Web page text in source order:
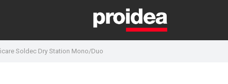
Soldec Dry Station Mono/Duo